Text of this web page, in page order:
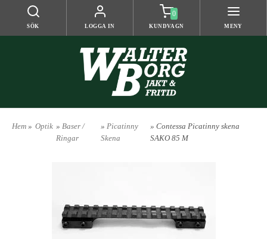
SÖK LOGGA IN
0
KUNDVAGN MENY
Hem » Optik » Baser /
Ringar
»Picatinny
Skena
» Contessa Picatinny skena
SAKO 85 M